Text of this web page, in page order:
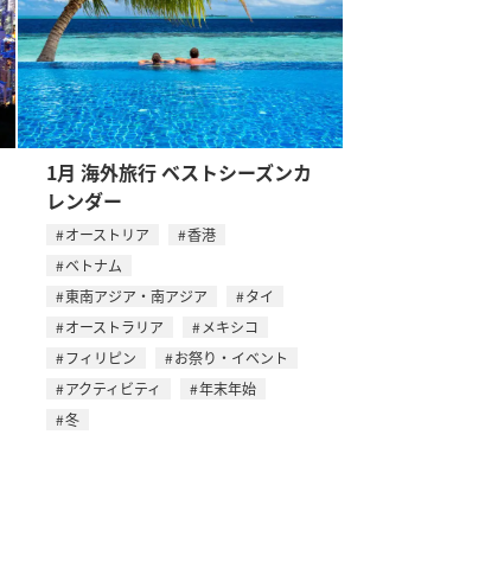
1月 海外旅行 ベストシーズンカ
レンダー
オーストリア
香港
ベトナム
東南アジア・南アジア
タイ
オーストラリア
メキシコ
フィリピン
お祭り・イベント
アクティビティ
年末年始
冬